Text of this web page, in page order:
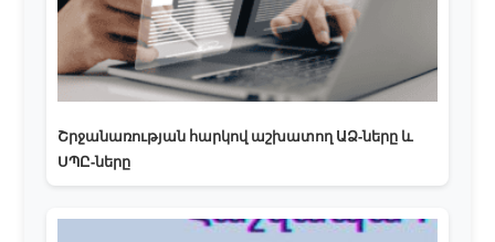
Շրջանառության հարկով աշխատող ԱՁ-ները և
ՍՊԸ-ները